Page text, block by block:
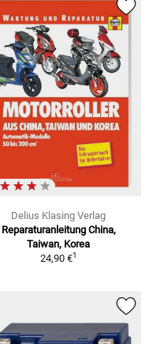
Delius Klasing Verlag
Reparaturanleitung China,
Taiwan, Korea
24,90 €1